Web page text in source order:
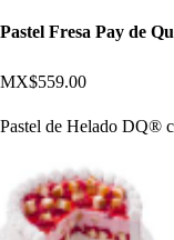
Pastel Fresa Pay de
MX$559.00
Pastel de Helado DQ®